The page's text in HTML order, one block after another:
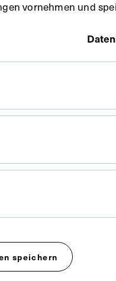
vornehmen und
speichern